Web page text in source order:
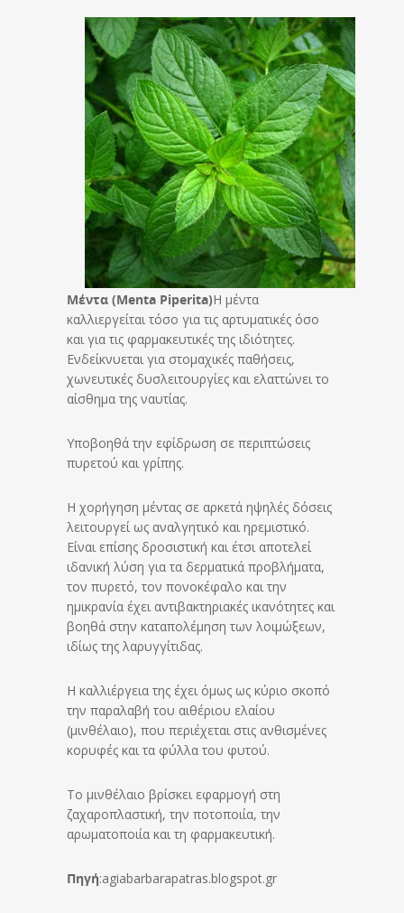
Μέντα (Menta Piperita)Η μέντα
καλλιεργείται τόσο για τις αρτυματικές όσο
και για τις φαρμακευτικές της ιδιότητες.
Ενδείκνυεται για στομαχικές παθήσεις,
χωνευτικές δυσλειτουργίες και ελαττώνει το
αίσθημα της ναυτίας.
Υποβοηθά την εφίδρωση σε περιπτώσεις
πυρετού και γρίπης.
Η χορήγηση μέντας σε αρκετά ηψηλές δόσεις
λειτουργεί ως αναλγητικό και ηρεμιστικό.
Είναι επίσης δροσιστική και έτσι αποτελεί
ιδανική λύση για τα δερματικά προβλήματα,
τον πυρετό, τον πονοκέφαλο και την
ημικρανία έχει αντιβακτηριακές ικανότητες και
βοηθά στην καταπολέμηση των λοιμώξεων,
ιδίως της λαρυγγίτιδας.
Η καλλιέργεια της έχει όμως ως κύριο σκοπό
την παραλαβή του αιθέριου ελαίου
(μινθέλαιο), που περιέχεται στις ανθισμένες
κορυφές και τα φύλλα του φυτού.
Το μινθέλαιο βρίσκει εφαρμογή στη
ζαχαροπλαστική, την ποτοποιία, την
αρωματοποιία και τη φαρμακευτική.
Πηγή:agiabarbarapatras.blogspot.gr